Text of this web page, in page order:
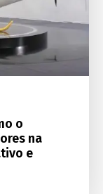
o
na
e